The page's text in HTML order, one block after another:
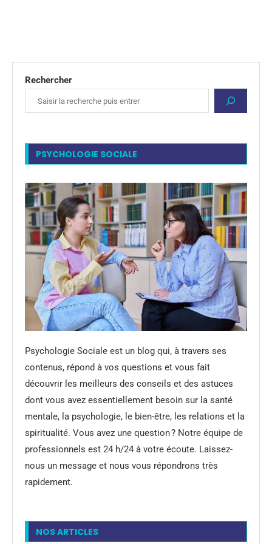
Rechercher
PSYCHOLOGIE SOCIALE
Psychologie Sociale est un blog qui, à travers ses
contenus, répond à vos questions et vous fait
découvrir les meilleurs des conseils et des astuces
dont vous avez essentiellement besoin sur la santé
mentale, la psychologie, le bien-être, les relations et la
spiritualité. Vous avez une question ? Notre équipe de
professionnels est 24 h/24 à votre écoute. Laissez-
nous un message et nous vous répondrons très
rapidement.
NOS ARTICLES